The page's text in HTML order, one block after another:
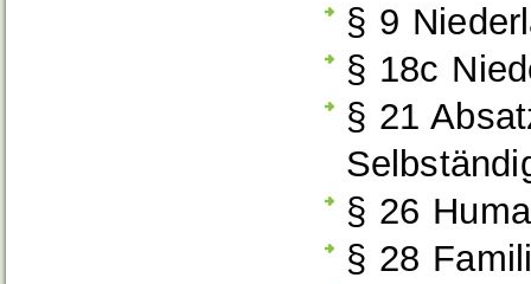
§ 9
§ 18c
§ 21
§ 26
§ 28